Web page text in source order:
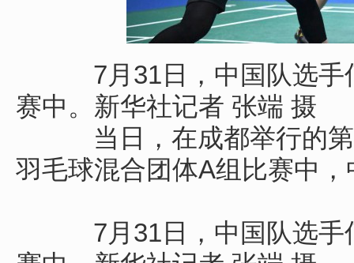
7月31日，中国队选手
赛中。新华社记者 张端 摄
当日，在成都举行的第
羽毛球混合团体A组比赛中
7月31日，中国队选手